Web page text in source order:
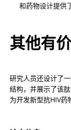
和药物设计提供
其他有
研究人员还设计了
结构，并展示了该
为开发新型抗HIV药